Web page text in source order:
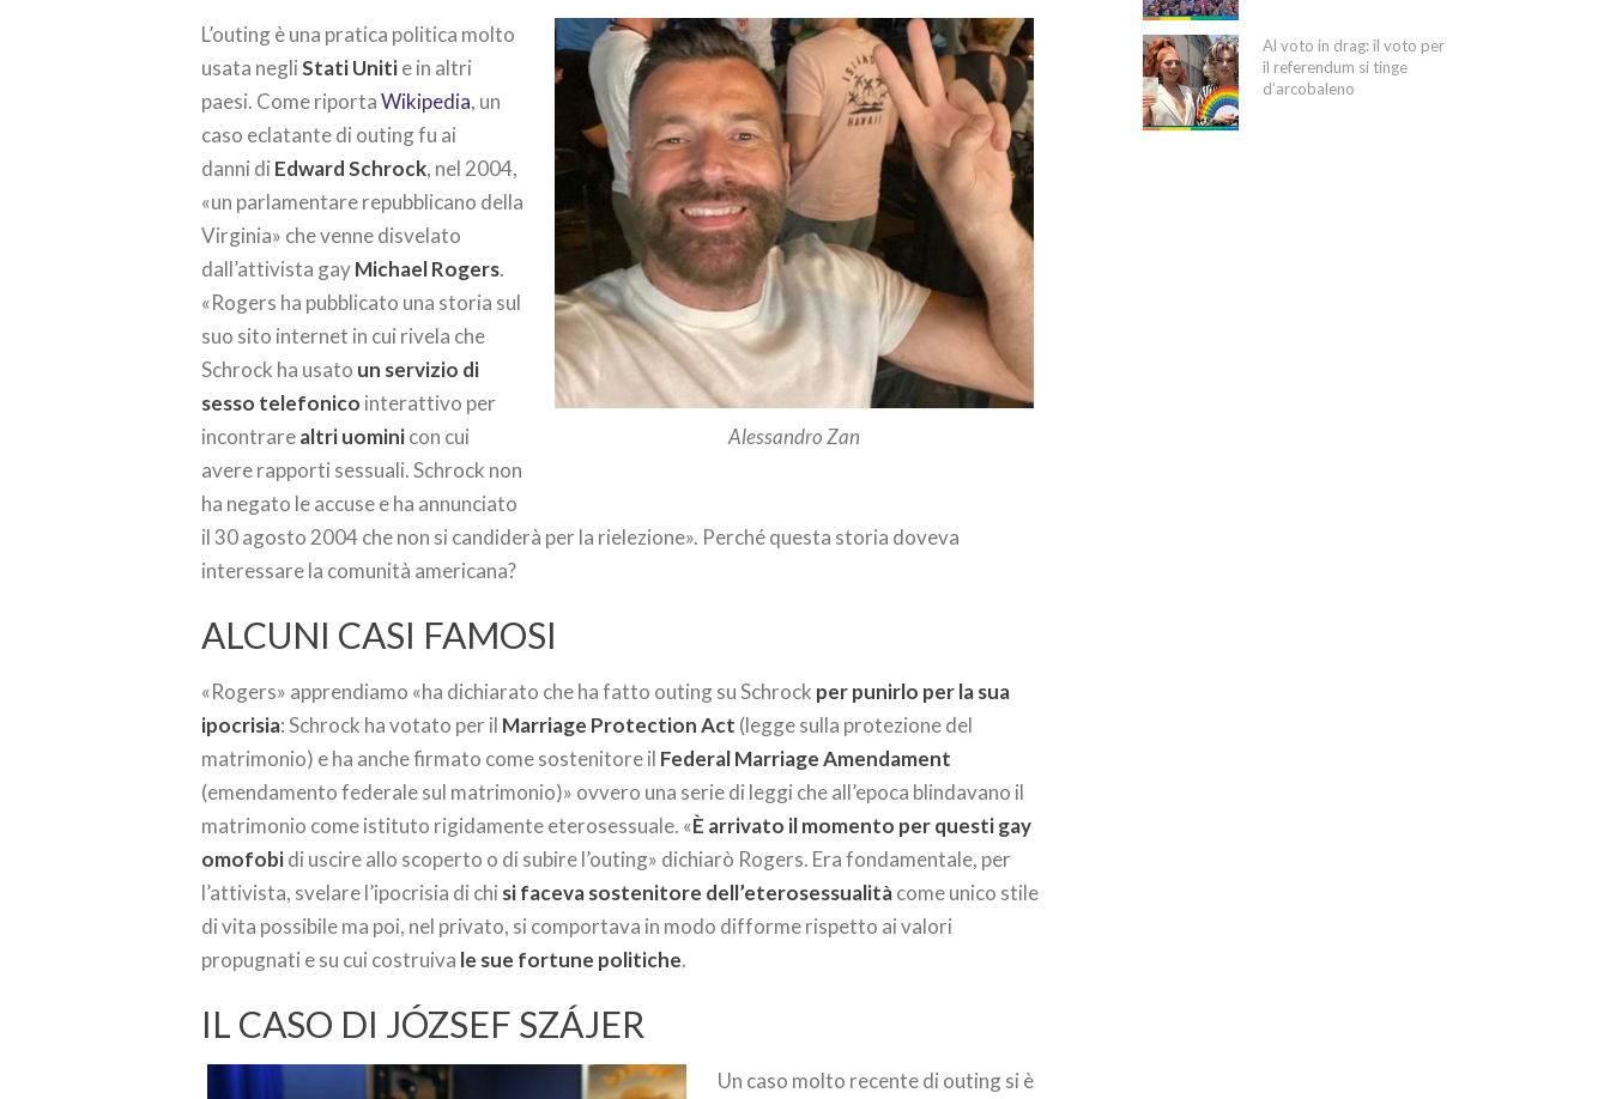
Alessandro Zan
L’outing è una pratica politica molto
usata negliStati Unitie in altri
paesi. Come riportaWikipedia, un
caso eclatante di outing fu ai
danni di Edward Schrock, nel 2004,
«un parlamentare repubblicano della
Virginia» che venne disvelato
dall’attivista gayMichael Rogers.
«Rogers ha pubblicato una storia sul
suo sito internet in cui rivela che
Schrock ha usato un servizio di
sesso telefonico interattivo per
incontrarealtri uominicon cui
avere rapporti sessuali. Schrock non
ha negato le accuse e ha annunciato
il 30 agosto 2004 che non si candiderà per la rielezione». Perché questa storia doveva
interessare la comunità americana?
ALCUNI CASI FAMOSI
«Rogers» apprendiamo «ha dichiarato che ha fatto outing su Schrock per punirlo per la sua
ipocrisia: Schrock ha votato per il Marriage Protection Act (legge sulla protezione del
matrimonio) e ha anche firmato come sostenitore il Federal Marriage Amendament
(emendamento federale sul matrimonio)» ovvero una serie di leggi che all’epoca blindavano il
matrimonio come istituto rigidamente eterosessuale. «È arrivato il momento per questi gay
omofobidi uscire allo scoperto o di subire l’outing» dichiarò Rogers. Era fondamentale, per
l’attivista, svelare l’ipocrisia di chi si faceva sostenitore dell’eterosessualitàcome unico stile
di vita possibile ma poi, nel privato, si comportava in modo difforme rispetto ai valori
propugnati e su cui costruiva le sue fortune politiche.
IL CASO DI JÓZSEF SZÁJER
Un caso molto recente di outing si è
Al voto in drag: il voto per
il referendum si tinge
d’arcobaleno